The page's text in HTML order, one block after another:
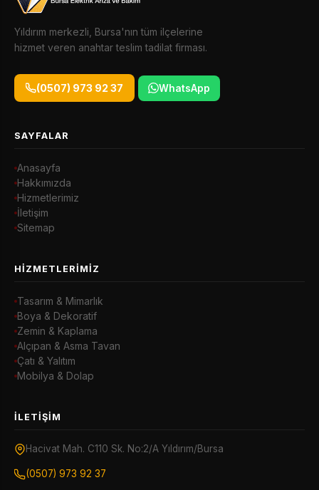
Yıldırım merkezli, Bursa'nın tüm ilçelerine
hizmet veren anahtar teslim tadilat firması.
(0507) 973 92 37 WhatsApp
SAYFALAR
Anasayfa
Hakkımızda
Hizmetlerimiz
İletişim
Sitemap
HIZMETLERIMIZ
Tasarım & Mimarlık
Boya & Dekoratif
Zemin & Kaplama
Alçıpan & Asma Tavan
Çatı & Yalıtım
Mobilya & Dolap
İLETIŞIM
Hacivat Mah. C110 Sk. No:2/A Yıldırım/Bursa
(0507) 973 92 37